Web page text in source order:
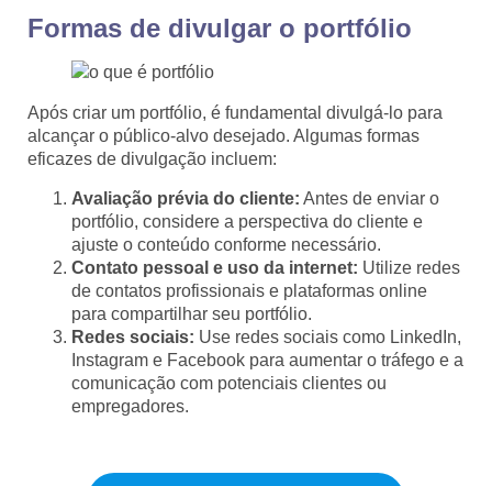
Formas de divulgar o portfólio
Após criar um portfólio, é fundamental divulgá-lo para
alcançar o público-alvo desejado. Algumas formas
eficazes de divulgação incluem:
Avaliação prévia do cliente: Antes de enviar o
portfólio, considere a perspectiva do cliente e
ajuste o conteúdo conforme necessário.
Contato pessoal e uso da internet: Utilize redes
de contatos profissionais e plataformas online
para compartilhar seu portfólio.
Redes sociais: Use redes sociais como LinkedIn,
Instagram e Facebook para aumentar o tráfego e a
comunicação com potenciais clientes ou
empregadores.